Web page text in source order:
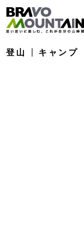
登山 キャンプ